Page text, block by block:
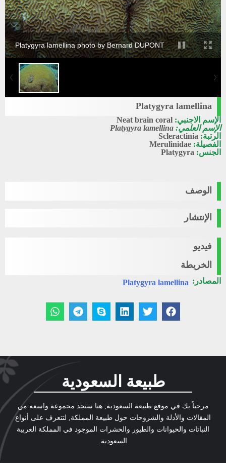
Platygyra lamellina photo by Bernard DUPONT
Platygyra lamellina
الإسم الاجنبي: Neat brain coral
الإسم العلمي: Platygyra lamellina
الرتبة: Scleractinia
الفصيلة: Merulinidae
الجنس: Platygyra
الوصف
الإنتشار
فيديو
الخريطة
المصادر: Platygyra lamellina
طبيعة السعودية
مرحباً بك في موقع طبيعة السعودية, هنا ستجد مجموعة واسعة من
المقالات والأدلة والشروحات حول طبيعة المملكة, لتتعرف على أنواع
النباتات والحيوانات والطيور والحشرات الموجود في المملكة العربية
السعودية.